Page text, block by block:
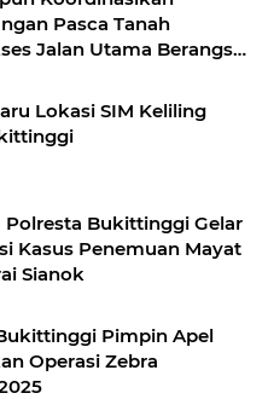
Pasca Tanah
Jalan Utama Berangsur
Lokasi SIM Keliling
Polresta Bukittinggi Gelar
Kasus Penemuan Mayat
Sianok
Pimpin Apel
Operasi Zebra